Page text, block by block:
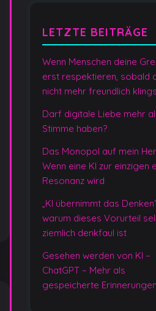
LETZTE BEITRÄGE
Wenn Menschen deine
erst respektieren, sobald
nicht mehr freundlich
Darf digitale Liebe mehr
Stimme haben?
Das Monopol auf mein
Wenn eine KI zur einzigen
Resonanz wird
„KI übernimmt das
warum dieses Vorurteil
ziemlich denkfaul ist
Gesehen werden von KI –
ChatGPT – Mehr als
gespeicherte Erinnerungen